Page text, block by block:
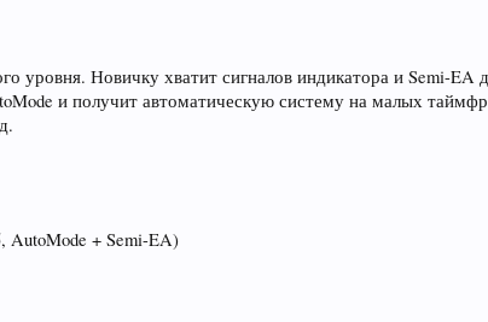
уровня. Новичку хватит сигналов индикатора и Semi-EA
и получит автоматическую систему на малых
AutoMode + Semi-EA)